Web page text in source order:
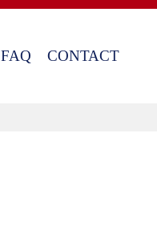
FAQ CONTACT